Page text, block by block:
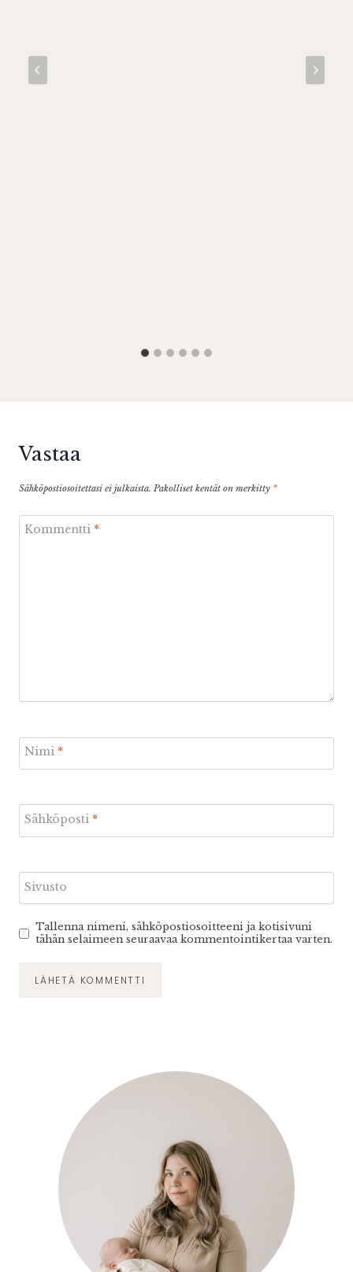
Vastaa
Sähköpostiosoitettasi ei julkaista. Pakolliset kentät on merkitty *
Kommentti *
Nimi *
Sähköposti *
Sivusto
Tallenna nimeni, sähköpostiosoitteeni ja kotisivuni
tähän selaimeen seuraavaa kommentointikertaa varten.